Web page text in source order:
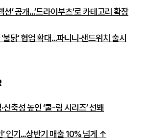
션’ 공개…’드라이부츠’로 카테고리 확장
닭’ 협업 확대…파니니·샌드위치 출시
축성 높인 ‘쿨-링 시리즈’ 선봬
’ 인기…상반기 매출 10% 넘게 ↑